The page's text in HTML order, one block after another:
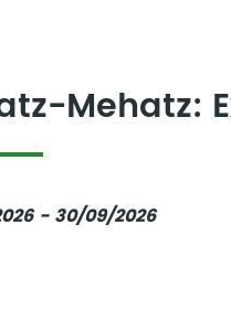
Mehatz:
- 30/09/2026